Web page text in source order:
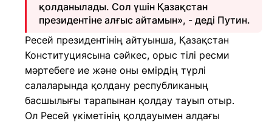
қолданылады. Сол үшін Қазақстан
президентіне алғыс айтамын», - деді Путин.
Ресей президентінің айтуынша, Қазақстан
Конституциясына сәйкес, орыс тілі ресми
мәртебеге ие және оны өмірдің түрлі
салаларында қолдану республиканың
басшылығы тарапынан қолдау тауып отыр.
Ол Ресей үкіметінің қолдауымен алдағы